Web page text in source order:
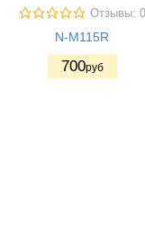
Отзывы: 0
N-M115R
700руб